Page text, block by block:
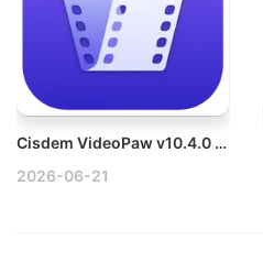
Cisdem VideoPaw v10.4.0 Mac视频格式转换工具破解版
2026-06-21